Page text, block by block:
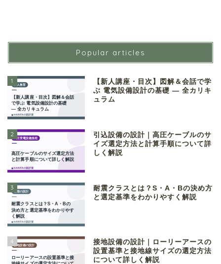
Popular articles
1
【新人講座・目次】図解＆会話で学
ぶ 電気設備設計の基礎 ― 全カリキ
ュラム
2
引込設備の設計｜高圧ケーブルのサ
イズ選定方法と計算手順について詳
しく解説
3
耐震クラスとは？S・A・Bの決め方
と選定基準をわかりやすく解説
4
接地設備の設計｜ローリーアースの
設置基準と接地線サイズの選定方法
について詳しく解説